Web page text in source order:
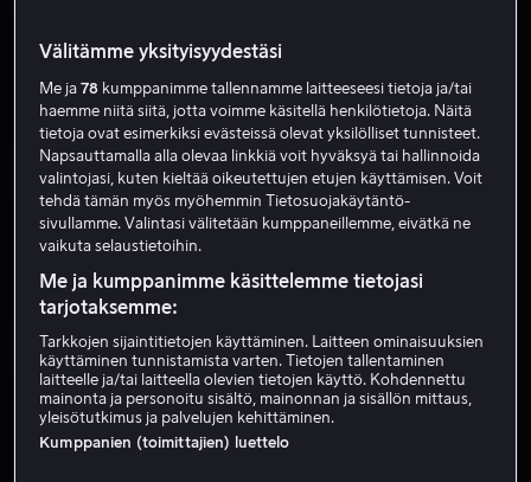
Ale Alk. 4,99 €
Alk. 4,49 € Alk. 3,99 €
Välitämme yksityisyydestäsi
Me ja78 kumppanimme tallennamme laitteeseesi tietoja ja/tai
haemme niitä siitä, jotta voimme käsitellä henkilötietoja. Näitä
tietoja ovat esimerkiksi evästeissä olevat yksilölliset tunnisteet.
Napsauttamalla alla olevaa linkkiä voit hyväksyä tai hallinnoida
valintojasi, kuten kieltää oikeutettujen etujen käyttämisen. Voit
tehdä tämän myös myöhemmin Tietosuojakäytäntö-
sivullamme. Valintasi välitetään kumppaneillemme, eivätkä ne
vaikuta selaustietoihin.
Me ja kumppanimme käsittelemme tietojasi
tarjotaksemme:
Tarkkojen sijaintitietojen käyttäminen. Laitteen ominaisuuksien
käyttäminen tunnistamista varten. Tietojen tallentaminen
laitteelle ja/tai laitteella olevien tietojen käyttö. Kohdennettu
mainonta ja personoitu sisältö, mainonnan ja sisällön mittaus,
yleisötutkimus ja palvelujen kehittäminen.
Kumppanien (toimittajien) luettelo